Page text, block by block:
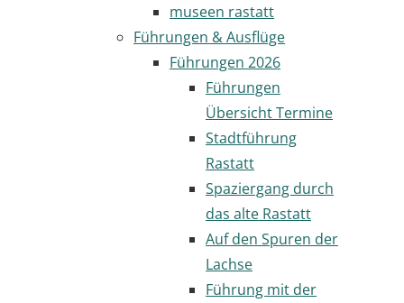
museen rastatt
Führungen & Ausflüge
Führungen 2026
Führungen
Übersicht Termine
Stadtführung
Rastatt
Spaziergang durch
das alte Rastatt
Auf den Spuren der
Lachse
Führung mit der